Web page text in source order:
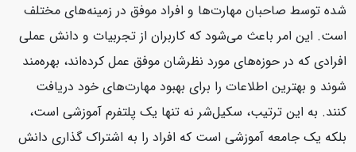
شده توسط صاحبان مهارت‌ها و افراد موفق در زمینه‌های مختلف
است. این امر باعث می‌شود که کاربران از تجربیات و دانش عملی
افرادی که در حوزه‌های مورد نظرشان موفق عمل کرده‌اند، بهره‌مند
شوند و بهترین اطلاعات را برای بهبود مهارت‌های خود دریافت
کنند. به این ترتیب، سکیل‌شر نه تنها یک پلتفرم آموزشی است،
بلکه یک جامعه آموزشی است که افراد را به اشتراک گذاری دانش